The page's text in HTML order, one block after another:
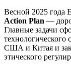
Весной 2025 года
Action Plan —
Главные задачи
технологического
США и Китая и
этического